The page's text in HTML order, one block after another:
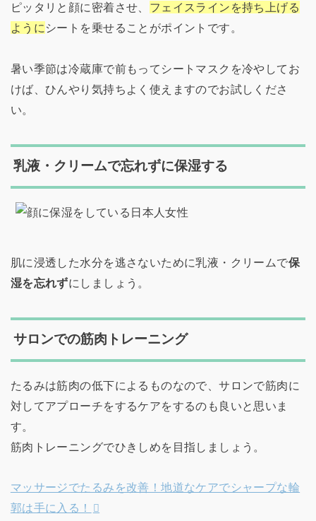
ピッタリと顔に密着させ、 フェイスラインを持ち上げる
ように シートを乗せることがポイントです。
暑い季節は冷蔵庫で前もってシートマスクを冷やしてお
けば、ひんやり気持ちよく使えますのでお試しくださ
い。
乳液・クリームで忘れずに保湿する
肌に浸透した水分を逃さないために乳液・クリームで保
湿を忘れずにしましょう。
サロンでの筋肉トレーニング
たるみは筋肉の低下によるものなので、サロンで筋肉に
対してアプローチをするケアをするのも良いと思いま
す。
筋肉トレーニングでひきしめを目指しましょう。
マッサージでたるみを改善！地道なケアでシャープな輪
郭は手に入る！